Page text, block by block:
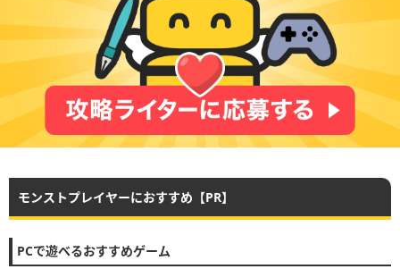
モンストプレイヤーにおすすめ【PR】
PCで遊べるおすすめゲーム